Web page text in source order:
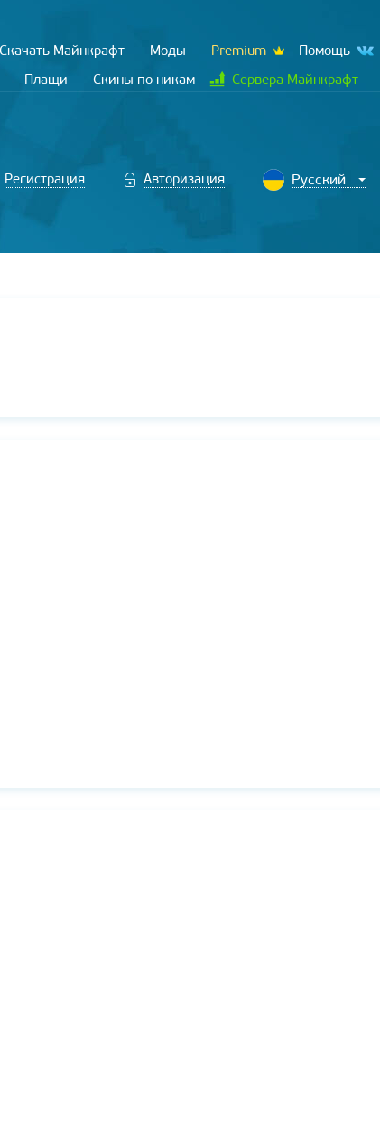
Скачать Майнкрафт Моды Premium
Помощь
Плащи Скины по никам Сервера Майнкрафт
Регистрация Авторизация